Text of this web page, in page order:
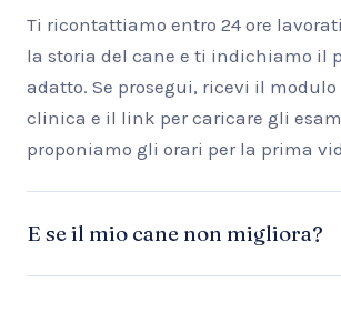
Ti ricontattiamo entro 24 ore
la storia del cane e ti indichiamo il
adatto. Se prosegui, ricevi il modulo
clinica e il link per caricare gli
proponiamo gli orari per la prima
E se il mio cane non migliora?